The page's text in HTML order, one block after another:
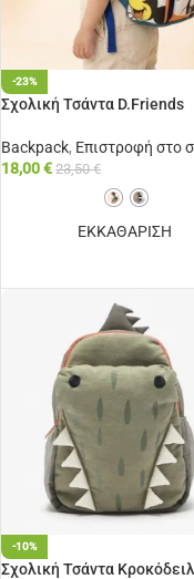
-23%
Σχολική Τσάντα D.Friends
Backpack, Επιστροφή στο
18,00€ 23,50€
ΕΚΚΑΘΑΡΙΣΗ
-10%
Σχολική Τσάντα